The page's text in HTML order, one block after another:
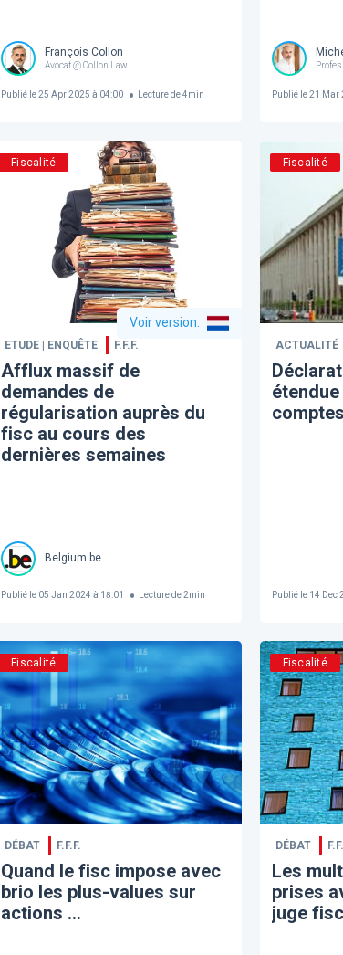
François Collon
Avocat @ Collon Law
Publié le25 Apr 2025 à 04:00 Lecture de4min Publié le21 Mar
Fiscalité
Voir version:
ETUDE | ENQUÊTE F.F.F.
Afflux massif de
demandes de
régularisation auprès du
fisc au cours des
dernières semaines
Belgium.be
Publié le05 Jan 2024 à 18:01 Lecture de2min
Fiscalité
ACTUALITÉ
Publié le 14 Dec
Fiscalité
DÉBAT F.F.F.
Quand le fisc impose avec
brio les plus-values sur
actions …
Fiscalité
DÉBAT
Les
prises
juge